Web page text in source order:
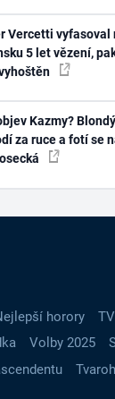
Vercetti vyfasoval
5 let vězení,
Kazmy?
za ruce a fotí se
horory
Volby 2025